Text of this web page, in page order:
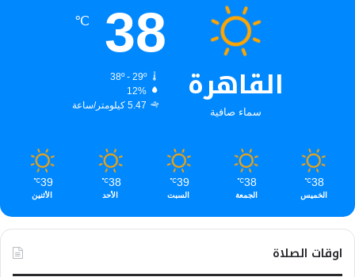
القاهرة
سماء صافية
38
℃
38º - 29º
12%
5.47 كيلومتر/ساعة
38
℃
الخميس
38
℃
الجمعة
39
℃
السبت
38
℃
الأحد
39
℃
الأثنين
اوقات الصلاة